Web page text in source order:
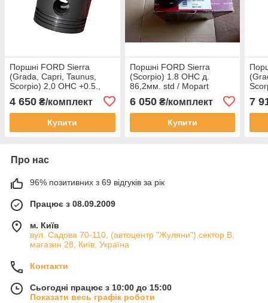
Поршні FORD Sierra
(Grada, Capri, Taunus,
Scorpio) 2,0 OHC +0.5.,
д.91,3 мм з пальцем без
кілець / Leaderparts
4 650 ₴/комплект
Купити
Поршні FORD Sierra
(Scorpio) 1.8 OHC д.
86,2мм. std / Mopart
6 050₴/комплект
Купити
7
Про нас
96% позитивних з 69 відгуків за рік
Працює з 08.09.2009
м. Київ
вул. Садова 70-110, (автоцентр "Жуляни"),сектор В,
магазин 28, Київ, Україна
Контакти
Сьогодні працює з 10:00 до 15:00
Показати весь графік роботи